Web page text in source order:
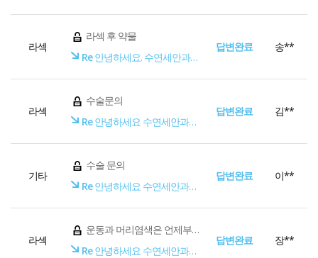
라섹
라섹 후 약물
Re안녕하세요. 수연세안과입니다.
답변완료 송**
라섹
수술문의
Re안녕하세요 수연세안과입니다.
답변완료 김**
기타
수술 문의
Re안녕하세요 수연세안과입니다.
답변완료 이**
라섹
운동과 머리염색은 언제부터 가능한가요?
Re안녕하세요 수연세안과입니다.
답변완료 장**